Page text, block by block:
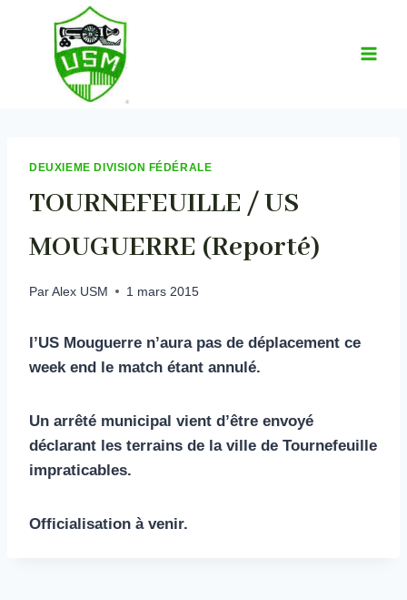
DEUXIEME DIVISION FÉDÉRALE
TOURNEFEUILLE / US
MOUGUERRE (Reporté)
Par Alex USM 1 mars 2015
l’US Mouguerre n’aura pas de déplacement ce
week end le match étant annulé.
Un arrêté municipal vient d’être envoyé
déclarant les terrains de la ville de Tournefeuille
impraticables.
Officialisation à venir.